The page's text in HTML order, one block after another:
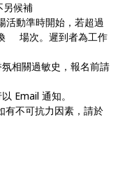
另候補
活動準時開始，若超過
場次。遲到者為工作
相關過敏史，報名前請
Email 通知。
有不可抗力因素，請於